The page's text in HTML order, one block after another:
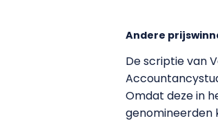
Andere
De scriptie van
Omdat deze in
genomineerden